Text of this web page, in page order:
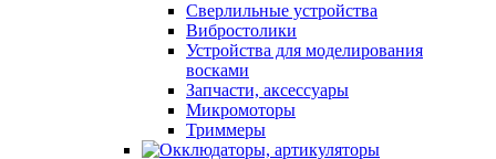
Сверлильные устройства
Вибростолики
Устройства для моделирования
восками
Запчасти, аксессуары
Микромоторы
Триммеры